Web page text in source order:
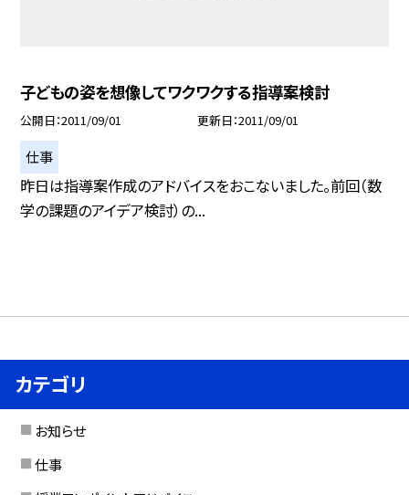
子どもの姿を想像してワクワクする指導案検討
公開日 2011/09/01 更新日 2011/09/01
仕事
昨日は指導案作成のアドバイスをおこないました。前回（数
学の課題のアイデア検討）の...
カテゴリ
お知らせ
仕事